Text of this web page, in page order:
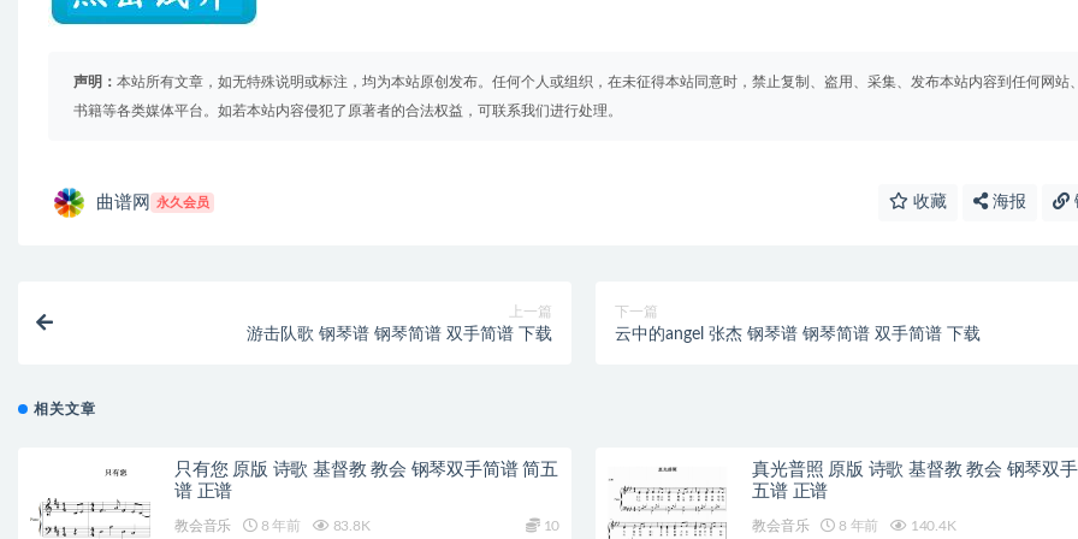
声明： 本站所有文章，如无特殊说明或标注，均为本站原创发布。任何个人或组织，在未征得本站同意时，禁止复制、盗用、采集、发布本站内容到任何网站、
书籍等各类媒体平台。如若本站内容侵犯了原著者的合法权益，可联系我们进行处理。
曲谱网 永久会员 收藏 海报
上一篇
游击队歌 钢琴谱 钢琴简谱 双手简谱 下载
下一篇
云中的angel 张杰 钢琴谱 钢琴简谱 双手简谱 下载
相关文章
只有您 原版 诗歌 基督教 教会 钢琴双手简谱 简五
谱 正谱
教会音乐 8 年前 83.8K 10
真光普照 原版 诗歌 基督教 教会 钢琴双
五谱 正谱
教会音乐 8 年前 140.4K